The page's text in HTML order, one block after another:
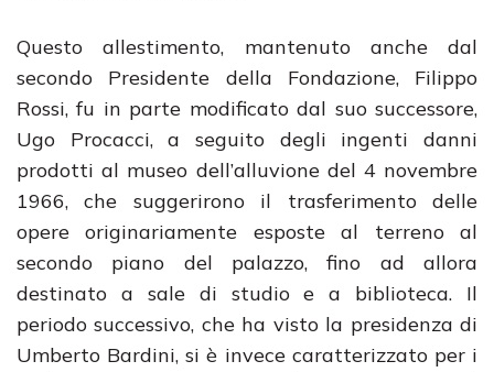
Questo allestimento, mantenuto anche dal
secondo Presidente della Fondazione, Filippo
Rossi, fu in parte modificato dal suo successore,
Ugo Procacci, a seguito degli ingenti danni
prodotti al museo dell’alluvione del 4 novembre
1966, che suggerirono il trasferimento delle
opere originariamente esposte al terreno al
secondo piano del palazzo, fino ad allora
destinato a sale di studio e a biblioteca. Il
periodo successivo, che ha visto la presidenza di
Umberto Bardini, si è invece caratterizzato per i